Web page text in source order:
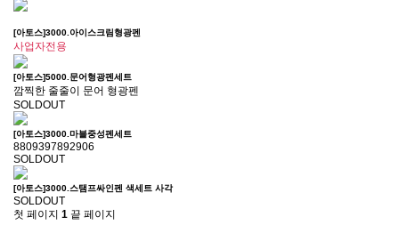
[아토스]3000.아이스크림형광펜
사업자전용
[아토스]5000.문어형광펜세트
깜찍한 줄줄이 문어 형광펜
SOLDOUT
[아토스]3000.마블중성펜세트
8809397892906
SOLDOUT
[아토스]3000.스탬프싸인펜 색세트 사각
SOLDOUT
첫 페이지 1 끝 페이지